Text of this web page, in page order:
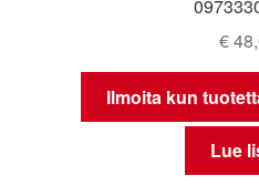
€
Ilmoita kun
Lue